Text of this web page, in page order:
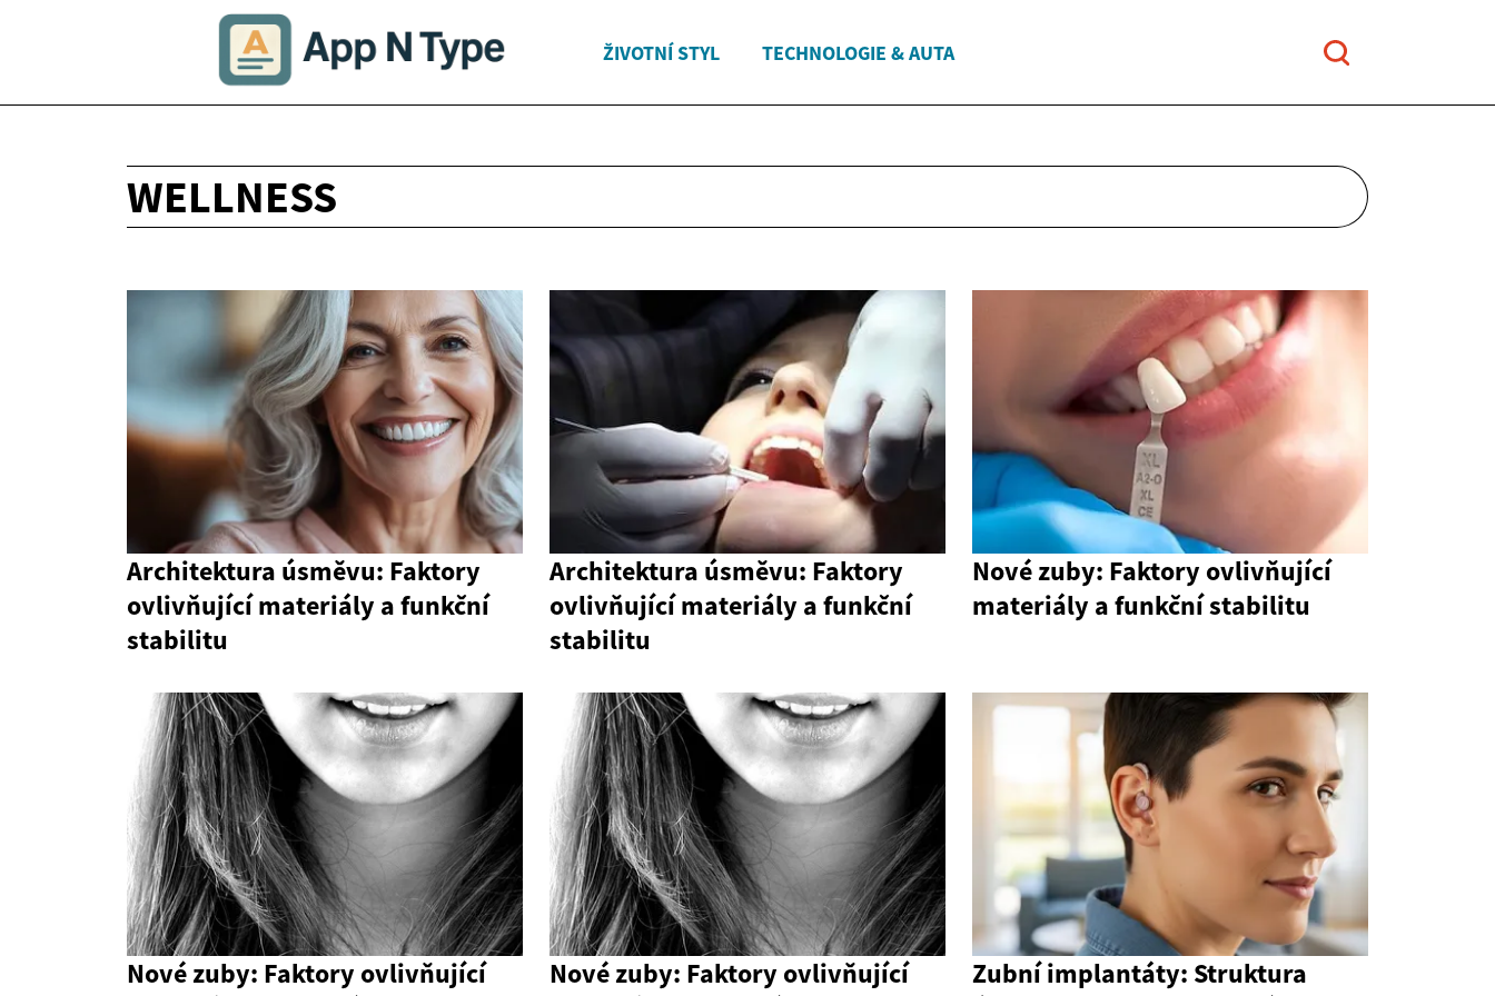
ŽIVOTNÍ STYL TECHNOLOGIE & AUTA
WELLNESS
Architektura úsměvu: Faktory
ovlivňující materiály a funkční
stabilitu
Architektura úsměvu: Faktory
ovlivňující materiály a funkční
stabilitu
Nové zuby: Faktory ovlivňující
materiály a funkční stabilitu
Nové zuby: Faktory ovlivňující
Nové zuby: Faktory ovlivňující
Zubní implantáty: Struktura